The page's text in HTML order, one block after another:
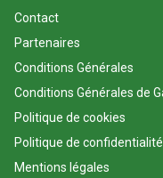
Contact
Partenaires
Conditions Générales
Conditions Générales de
Politique de cookies
Politique de confidentialité
Mentions légales